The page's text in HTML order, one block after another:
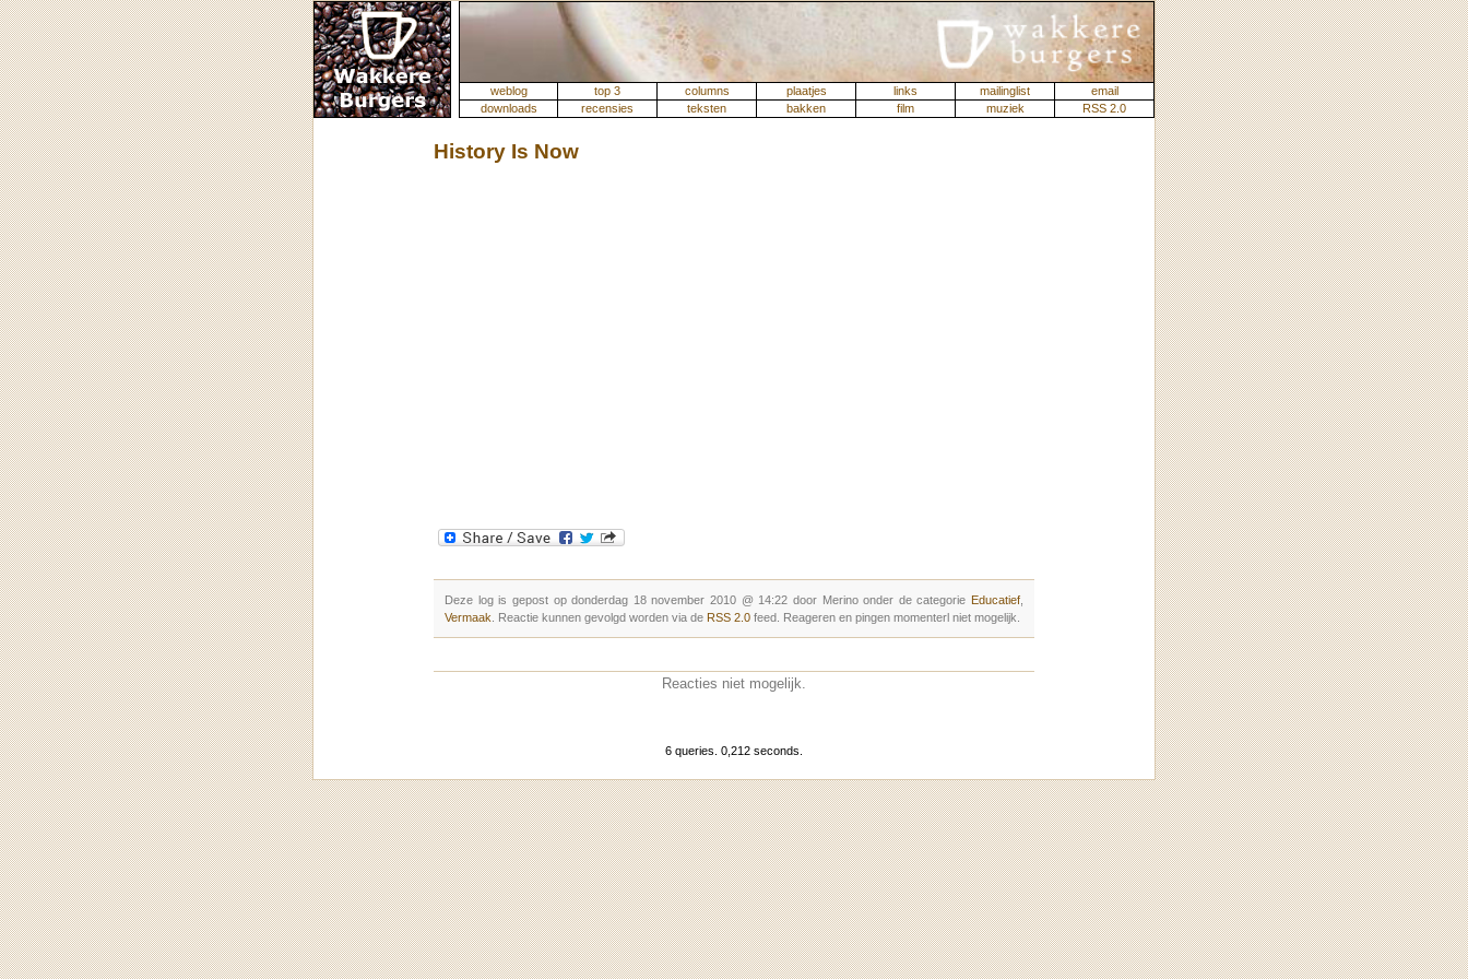
weblog top 3 columns plaatjes links mailinglist
email
downloads
recensies teksten bakken film muziek RSS 2.0
History Is Now
Deze log is gepost op donderdag 18 november 2010 @ 14:22 door Merino onder de categorie Educatief
Vermaak . Reactie kunnen gevolgd worden via de RSS 2.0 feed. Reageren en pingen momenterl niet mogelijk.
Reacties niet mogelijk.
6 queries. 0,212 seconds.